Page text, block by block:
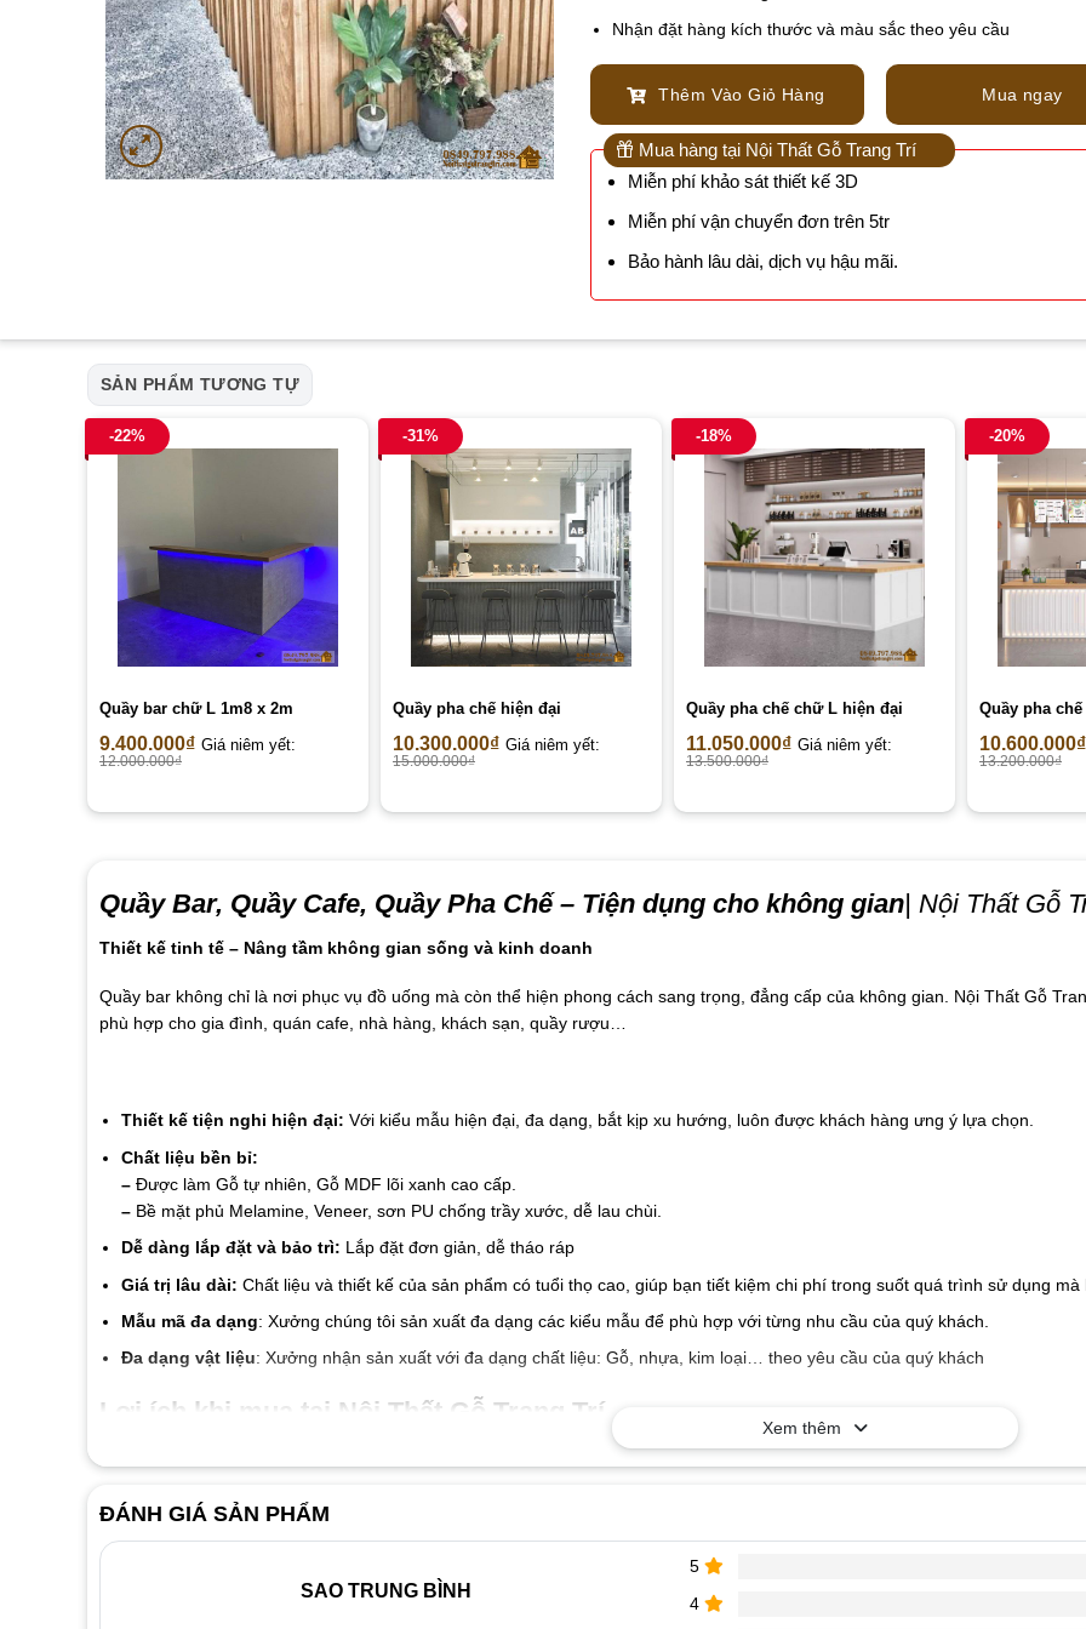
Nhận đặt hàng kích thước và màu sắc theo yêu cầu
Thêm Vào Giỏ Hàng Mua ngay
Mua hàng tại Nội Thất Gỗ Trang Trí
Miễn phí khảo sát thiết kế 3D
Miễn phí vận chuyển đơn trên 5tr
Bảo hành lâu dài, dịch vụ hậu mãi.
SẢN PHẨM TƯƠNG TỰ
-22%
Quầy bar chữ L 1m8 x 2m
9.400.000₫ Giá niêm yết:
12.000.000₫
-31%
Quầy pha chế hiện đại
10.300.000₫ Giá niêm yết:
15.000.000₫
-18%
Quầy pha chế chữ L hiện đại
11.050.000₫ Giá niêm yết:
13.500.000₫
-20%
Quầy pha
10.600.000₫
13.200.000₫
Quầy Bar, Quầy Cafe, Quầy Pha Chế – Tiện dụng cho không gian| Nội Thất Gỗ
Thiết kế tinh tế – Nâng tầm không gian sống và kinh doanh
Quầy bar không chỉ là nơi phục vụ đồ uống mà còn thể hiện phong cách sang trọng, đẳng cấp của không gian. Nội Thất Gỗ
phù hợp cho gia đình, quán cafe, nhà hàng, khách sạn, quầy rượu…
Thiết kế tiện nghi hiện đại: Với kiểu mẫu hiện đại, đa dạng, bắt kịp xu hướng, luôn được khách hàng ưng ý lựa chọn.
Chất liệu bền bỉ:
–Được làm Gỗ tự nhiên, Gỗ MDF lõi xanh cao cấp.
–Bề mặt phủ Melamine, Veneer, sơn PU chống trầy xước, dễ lau chùi.
Dễ dàng lắp đặt và bảo trì: Lắp đặt đơn giản, dễ tháo ráp
Giá trị lâu dài: Chất liệu và thiết kế của sản phẩm có tuổi thọ cao, giúp bạn tiết kiệm chi phí trong suốt quá trình sử dụng
Mẫu mã đa dạng: Xưởng chúng tôi sản xuất đa dạng các kiểu mẫu để phù hợp với từng nhu cầu của quý khách.
Đa dạng vật liệu: Xưởng nhận sản xuất với đa dạng chất liệu: Gỗ, nhựa, kim loại… theo yêu cầu của quý khách
Lợi ích khi mua tại Nội Thất Gỗ Trang Trí
để được tư vấn và nhận báo giá tốt nhất!
Xem thêm
ĐÁNH GIÁ SẢN PHẨM
SAO TRUNG BÌNH
5
4